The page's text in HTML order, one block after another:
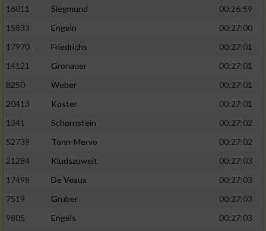
16011
Siegmund
00:26:59
15833
Engeln
00:27:00
17970
Friedrichs
00:27:01
14121
Gronauer
00:27:01
8250
Weber
00:27:01
20413
Köster
00:27:01
1341
Schornstein
00:27:02
52739
Tonn-Mervo
00:27:02
21284
Kludszuweit
00:27:03
17498
De Veaux
00:27:03
7519
Gruber
00:27:03
9805
Engels
00:27:03